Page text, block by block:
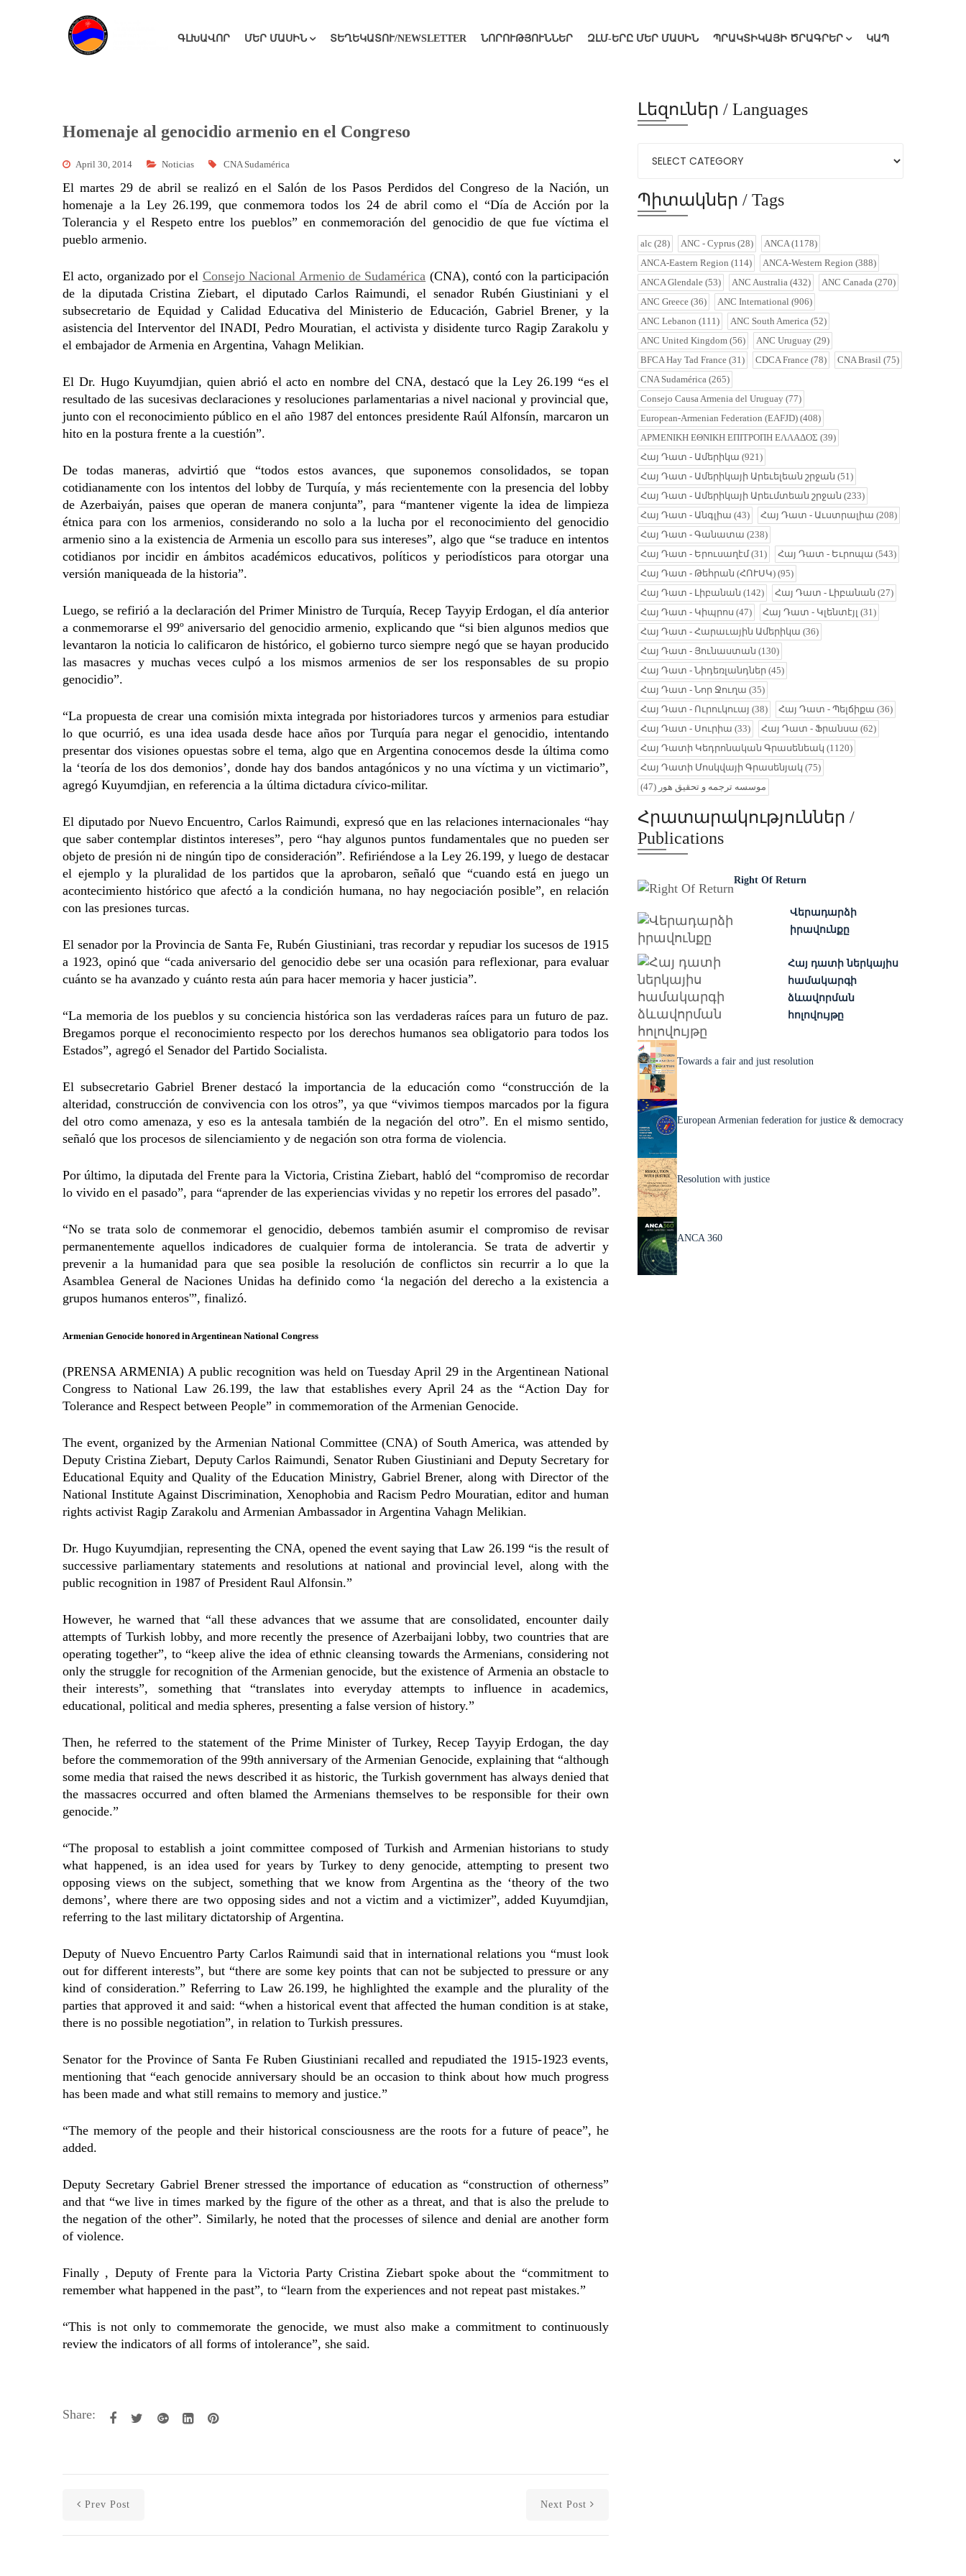
ԳԼԽԱՎՈՐ ՄԵՐ ՄԱՍԻՆ ՏԵՂԵԿԱՏՈՒ/NEWSLETTER ՆՈՐՈՒԹՅՈՒՆՆԵՐ ԶԼՄ-ԵՐԸ ՄԵՐ ՄԱՍԻՆ ՊՐԱԿՏԻԿԱՅԻ ԾՐԱԳՐԵՐ ԿԱՊ
Homenaje al genocidio armenio en el Congreso
April 30, 2014 Noticias CNA Sudamérica
El martes 29 de abril se realizó en el Salón de los Pasos Perdidos del Congreso de la Nación, un
homenaje a la Ley 26.199, que conmemora todos los 24 de abril como el “Día de Acción por la
Tolerancia y el Respeto entre los pueblos” en conmemoración del genocidio de que fue víctima el
pueblo armenio.
El acto, organizado por el Consejo Nacional Armenio de Sudamérica (CNA), contó con la participación
de la diputada Cristina Ziebart, el diputado Carlos Raimundi, el senador Rubén Giustiniani y el
subsecretario de Equidad y Calidad Educativa del Ministerio de Educación, Gabriel Brener, y la
asistencia del Interventor del INADI, Pedro Mouratian, el activista y disidente turco Ragip Zarakolu y
el embajador de Armenia en Argentina, Vahagn Melikian.
El Dr. Hugo Kuyumdjian, quien abrió el acto en nombre del CNA, destacó que la Ley 26.199 “es el
resultado de las sucesivas declaraciones y resoluciones parlamentarias a nivel nacional y provincial que,
junto con el reconocimiento público en el año 1987 del entonces presidente Raúl Alfonsín, marcaron un
hito en la postura frente a la cuestión”.
De todas maneras, advirtió que “todos estos avances, que suponemos consolidados, se topan
cotidianamente con los intentos del lobby de Turquía, y más recientemente con la presencia del lobby
de Azerbaiyán, paises que operan de manera conjunta”, para “mantener vigente la idea de limpieza
étnica para con los armenios, considerando no solo a la lucha por el reconocimiento del genocidio
armenio sino a la existencia de Armenia un escollo para sus intereses”, algo que “se traduce en intentos
cotidianos por incidir en ámbitos académicos educativos, políticos y periodísticos para otorgar una
versión maniqueada de la historia”.
Luego, se refirió a la declaración del Primer Ministro de Turquía, Recep Tayyip Erdogan, el día anterior
a conmemorarse el 99º aniversario del genocidio armenio, explicando que “si bien algunos medios que
levantaron la noticia lo calificaron de histórico, el gobierno turco siempre negó que se hayan producido
las masacres y muchas veces culpó a los mismos armenios de ser los responsables de su propio
genocidio”.
“La propuesta de crear una comisión mixta integrada por historiadores turcos y armenios para estudiar
lo que ocurrió, es una idea usada desde hace años por Turquía para negar el genocidio, intentando
presentar dos visiones opuestas sobre el tema, algo que en Argentina conocemos desde la última como
la ‘teoría de los dos demonios’, donde hay dos bandos antagónicos y no una víctima y un victimario”,
agregó Kuyumdjian, en referencia a la última dictadura cívico-militar.
El diputado por Nuevo Encuentro, Carlos Raimundi, expresó que en las relaciones internacionales “hay
que saber contemplar distintos intereses”, pero “hay algunos puntos fundamentales que no pueden ser
objeto de presión ni de ningún tipo de consideración”. Refiriéndose a la Ley 26.199, y luego de destacar
el ejemplo y la pluralidad de los partidos que la aprobaron, señaló que “cuando está en juego un
acontecimiento histórico que afectó a la condición humana, no hay negociación posible”, en relación
con las presiones turcas.
El senador por la Provincia de Santa Fe, Rubén Giustiniani, tras recordar y repudiar los sucesos de 1915
a 1923, opinó que “cada aniversario del genocidio debe ser una ocasión para reflexionar, para evaluar
cuánto se ha avanzado y cuánto resta aún para hacer memoria y hacer justicia”.
“La memoria de los pueblos y su conciencia histórica son las verdaderas raíces para un futuro de paz.
Bregamos porque el reconocimiento respecto por los derechos humanos sea obligatorio para todos los
Estados”, agregó el Senador del Partido Socialista.
El subsecretario Gabriel Brener destacó la importancia de la educación como “construcción de la
alteridad, construcción de convivencia con los otros”, ya que “vivimos tiempos marcados por la figura
del otro como amenaza, y eso es la antesala también de la negación del otro”. En el mismo sentido,
señaló que los procesos de silenciamiento y de negación son otra forma de violencia.
Por último, la diputada del Frente para la Victoria, Cristina Ziebart, habló del “compromiso de recordar
lo vivido en el pasado”, para “aprender de las experiencias vividas y no repetir los errores del pasado”.
“No se trata solo de conmemorar el genocidio, debemos también asumir el compromiso de revisar
permanentemente aquellos indicadores de cualquier forma de intolerancia. Se trata de advertir y
prevenir a la humanidad para que sea posible la resolución de conflictos sin recurrir a lo que la
Asamblea General de Naciones Unidas ha definido como ‘la negación del derecho a la existencia a
grupos humanos enteros'”, finalizó.
Armenian Genocide honored in Argentinean National Congress
(PRENSA ARMENIA) A public recognition was held on Tuesday April 29 in the Argentinean National
Congress to National Law 26.199, the law that establishes every April 24 as the “Action Day for
Tolerance and Respect between People” in commemoration of the Armenian Genocide.
The event, organized by the Armenian National Committee (CNA) of South America, was attended by
Deputy Cristina Ziebart, Deputy Carlos Raimundi, Senator Ruben Giustiniani and Deputy Secretary for
Educational Equity and Quality of the Education Ministry, Gabriel Brener, along with Director of the
National Institute Against Discrimination, Xenophobia and Racism Pedro Mouratian, editor and human
rights activist Ragip Zarakolu and Armenian Ambassador in Argentina Vahagn Melikian.
Dr. Hugo Kuyumdjian, representing the CNA, opened the event saying that Law 26.199 “is the result of
successive parliamentary statements and resolutions at national and provincial level, along with the
public recognition in 1987 of President Raul Alfonsin.”
However, he warned that “all these advances that we assume that are consolidated, encounter daily
attempts of Turkish lobby, and more recently the presence of Azerbaijani lobby, two countries that are
operating together”, to “keep alive the idea of ethnic cleansing towards the Armenians, considering not
only the struggle for recognition of the Armenian genocide, but the existence of Armenia an obstacle to
their interests”, something that “translates into everyday attempts to influence in academics,
educational, political and media spheres, presenting a false version of history.”
Then, he referred to the statement of the Prime Minister of Turkey, Recep Tayyip Erdogan, the day
before the commemoration of the 99th anniversary of the Armenian Genocide, explaining that “although
some media that raised the news described it as historic, the Turkish government has always denied that
the massacres occurred and often blamed the Armenians themselves to be responsible for their own
genocide.”
“The proposal to establish a joint committee composed of Turkish and Armenian historians to study
what happened, is an idea used for years by Turkey to deny genocide, attempting to present two
opposing views on the subject, something that we know from Argentina as the ‘theory of the two
demons’, where there are two opposing sides and not a victim and a victimizer”, added Kuyumdjian,
referring to the last military dictatorship of Argentina.
Deputy of Nuevo Encuentro Party Carlos Raimundi said that in international relations you “must look
out for different interests”, but “there are some key points that can not be subjected to pressure or any
kind of consideration.” Referring to Law 26.199, he highlighted the example and the plurality of the
parties that approved it and said: “when a historical event that affected the human condition is at stake,
there is no possible negotiation”, in relation to Turkish pressures.
Senator for the Province of Santa Fe Ruben Giustiniani recalled and repudiated the 1915-1923 events,
mentioning that “each genocide anniversary should be an occasion to think about how much progress
has been made and what still remains to memory and justice.”
“The memory of the people and their historical consciousness are the roots for a future of peace”, he
added.
Deputy Secretary Gabriel Brener stressed the importance of education as “construction of otherness”
and that “we live in times marked by the figure of the other as a threat, and that is also the prelude to
the negation of the other”. Similarly, he noted that the processes of silence and denial are another form
of violence.
Finally , Deputy of Frente para la Victoria Party Cristina Ziebart spoke about the “commitment to
remember what happened in the past”, to “learn from the experiences and not repeat past mistakes.”
“This is not only to commemorate the genocide, we must also make a commitment to continuously
review the indicators of all forms of intolerance”, she said.
Share:
Prev Post Next Post
Լեզուներ / Languages
Պիտակներ / Tags
alc (28) ANC - Cyprus (28) ANCA(1178)
ANCA-Eastern Region (114) ANCA-Western Region (388)
ANCA Glendale (53) ANC Australia (432) ANC Canada (270)
ANC Greece (36) ANC International (906)
ANC Lebanon (111) ANC South America (52)
ANC United Kingdom (56) ANC Uruguay (29)
BFCA Hay Tad France (31) CDCA France (78) CNA Brasil (75)
CNA Sudamérica (265)
Consejo Causa Armenia del Uruguay (77)
European-Armenian Federation (EAFJD) (408)
ΑΡΜΕΝΙΚΗ ΕΘΝΙΚΗ ΕΠΙΤΡΟΠΗ ΕΛΛΑΔΟΣ (39)
Հայ Դատ - Ամերիկա (921)
Հայ Դատ - Ամերիկայի Արեւելեան շրջան (51)
Հայ Դատ - Ամերիկայի Արեւմտեան շրջան (233)
Հայ Դատ - Անգլիա (43) Հայ Դատ - Աւստրալիա (208)
Հայ Դատ - Գանատա (238)
Հայ Դատ - Երուսաղէմ(31) Հայ Դատ - Եւրոպա (543)
Հայ Դատ - Թեհրան (ՀՈՒՍԿ) (95)
Հայ Դատ - Լիբանան (142) Հայ Դատ - Լիբանան (27)
Հայ Դատ - Կիպրոս (47) Հայ Դատ - Կլենտէյլ (31)
Հայ Դատ - Հարաւային Ամերիկա (36)
Հայ Դատ - Յունաստան (130)
Հայ Դատ - Նիդեռլանդներ (45)
Հայ Դատ - Նոր Ջուղա (35)
Հայ Դատ - Ուրուկուայ (38) Հայ Դատ - Պելճիքա (36)
Հայ Դատ - Սուրիա (33) Հայ Դատ - Ֆրանսա (62)
Հայ Դատի Կեդրոնական Գրասենեակ (1120)
Հայ Դատի Մոսկվայի Գրասենյակ (75)
موسسه ترجمه و تحقیق هور (47)
Հրատարակություններ /
Publications
Right Of Return
Վերադարձի
իրավունքը
Հայ դատի ներկայիս
համակարգի
ձևավորման
հոլովույթը
Towards a fair and just resolution
European Armenian federation for justice & democracy
Resolution with justice
ANCA 360